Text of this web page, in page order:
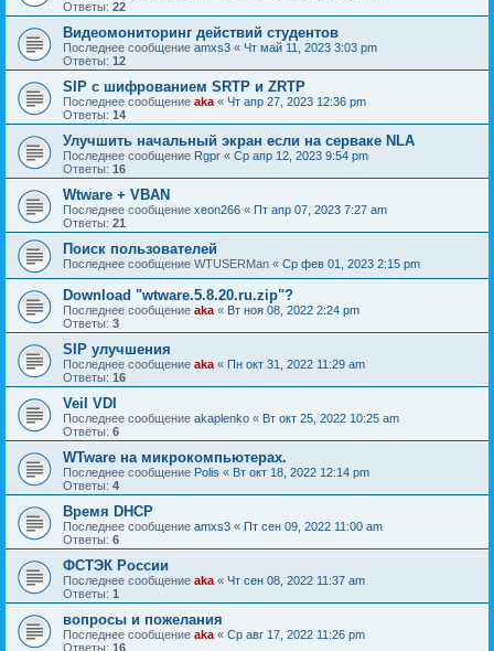
Ответы: 22
Видеомониторинг действий студентов
Последнее сообщение amxs3 « Чт май 11, 2023 3:03 pm
Ответы: 12
SIP с шифрованием SRTP и ZRTP
Последнее сообщение aka « Чт апр 27, 2023 12:36 pm
Ответы: 14
Улучшить начальный экран если на серваке NLA
Последнее сообщение Rgpr « Ср апр 12, 2023 9:54 pm
Ответы: 16
Wtware + VBAN
Последнее сообщение xeon266 « Пт апр 07, 2023 7:27 am
Ответы: 21
Поиск пользователей
Последнее сообщение WTUSERMan « Ср фев 01, 2023 2:15 pm
Download "wtware.5.8.20.ru.zip"?
Последнее сообщение aka « Вт ноя 08, 2022 2:24 pm
Ответы: 3
SIP улучшения
Последнее сообщение aka « Пн окт 31, 2022 11:29 am
Ответы: 16
Veil VDI
Последнее сообщение akaplenko « Вт окт 25, 2022 10:25 am
Ответы: 6
WTware на микрокомпьютерах.
Последнее сообщение Polis « Вт окт 18, 2022 12:14 pm
Ответы: 4
Время DHCP
Последнее сообщение amxs3 « Пт сен 09, 2022 11:00 am
Ответы: 6
ФСТЭК России
Последнее сообщение aka « Чт сен 08, 2022 11:37 am
Ответы: 1
вопросы и пожелания
Последнее сообщение aka « Ср авг 17, 2022 11:26 pm
Ответы: 16